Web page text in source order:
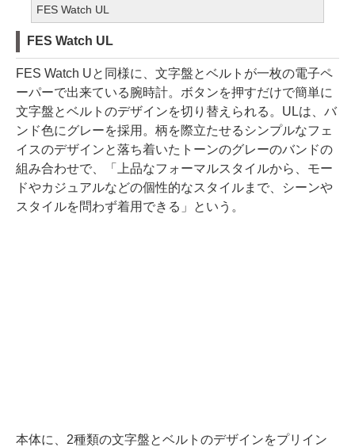
FES Watch UL
FES Watch UL
FES Watch Uと同様に、文字盤とベルトが一枚の電子ペ
ーパーで出来ている腕時計。ボタンを押すだけで簡単に
文字盤とベルトのデザインを切り替えられる。ULは、バ
ンド色にグレーを採用。柄を際立たせるシンプルなフェ
イスのデザインと落ち着いたトーンのグレーのバンドの
組み合わせで、「上品なフォーマルスタイルから、モー
ドやカジュアルなどの個性的なスタイルまで、シーンや
スタイルを問わず着用できる」という。
本体に、2種類の文字盤とベルトのデザインをプリイン